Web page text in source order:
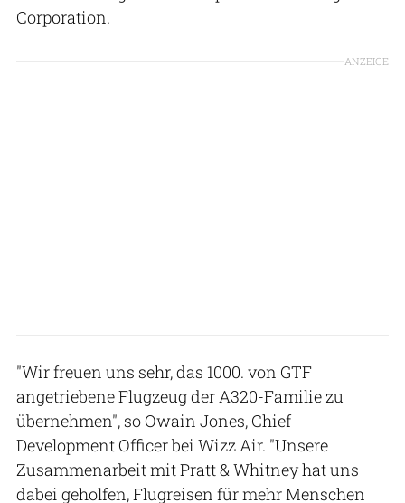
Corporation.
ANZEIGE
"Wir freuen uns sehr, das 1000. von GTF
angetriebene Flugzeug der A320-Familie zu
übernehmen", so Owain Jones, Chief
Development Officer bei Wizz Air. "Unsere
Zusammenarbeit mit Pratt & Whitney hat uns
dabei geholfen, Flugreisen für mehr Menschen